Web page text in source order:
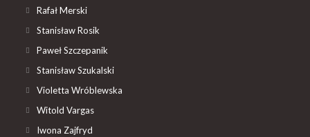
Rafał Merski
Stanisław Rosik
Paweł Szczepanik
Stanisław Szukalski
Violetta Wróblewska
Witold Vargas
Iwona Zajfryd